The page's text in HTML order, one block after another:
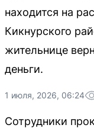
находится на
Кикнурского
жительнице
деньги.
1 июля, 2026, 06:24
Сотрудники